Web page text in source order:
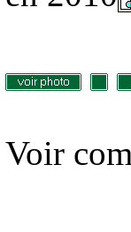
Voir